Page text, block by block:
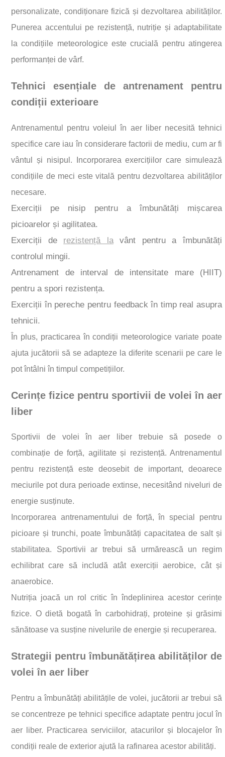
personalizate, condiționare fizică și dezvoltarea abilităților.
Punerea accentului pe rezistență, nutriție și adaptabilitate
la condițiile meteorologice este crucială pentru atingerea
performanței de vârf.
Tehnici esențiale de antrenament pentru
condiții exterioare
Antrenamentul pentru voleiul în aer liber necesită tehnici
specifice care iau în considerare factorii de mediu, cum ar fi
vântul și nisipul. Incorporarea exercițiilor care simulează
condițiile de meci este vitală pentru dezvoltarea abilităților
necesare.
Exerciții pe nisip pentru a îmbunătăți mișcarea
picioarelor și agilitatea.
Exerciții de rezistență lavânt pentru a îmbunătăți
controlul mingii.
Antrenament de interval de intensitate mare (HIIT)
pentru a spori rezistența.
Exerciții în pereche pentru feedback în timp real asupra
tehnicii.
În plus, practicarea în condiții meteorologice variate poate
ajuta jucătorii să se adapteze la diferite scenarii pe care le
pot întâlni în timpul competițiilor.
Cerințe fizice pentru sportivii de volei în aer
liber
Sportivii de volei în aer liber trebuie să posede o
combinație de forță, agilitate și rezistență. Antrenamentul
pentru rezistență este deosebit de important, deoarece
meciurile pot dura perioade extinse, necesitând niveluri de
energie susținute.
Incorporarea antrenamentului de forță, în special pentru
picioare și trunchi, poate îmbunătăți capacitatea de salt și
stabilitatea. Sportivii ar trebui să urmărească un regim
echilibrat care să includă atât exerciții aerobice, cât și
anaerobice.
Nutriția joacă un rol critic în îndeplinirea acestor cerințe
fizice. O dietă bogată în carbohidrați, proteine și grăsimi
sănătoase va susține nivelurile de energie și recuperarea.
Strategii pentru îmbunătățirea abilităților de
volei în aer liber
Pentru a îmbunătăți abilitățile de volei, jucătorii ar trebui să
se concentreze pe tehnici specifice adaptate pentru jocul în
aer liber. Practicarea serviciilor, atacurilor și blocajelor în
condiții reale de exterior ajută la rafinarea acestor abilități.